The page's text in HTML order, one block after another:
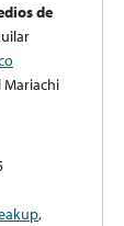
de
Mariachi
,